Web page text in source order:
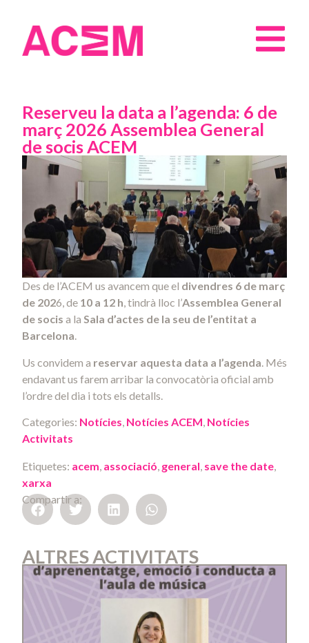
Reserveu la data a l’agenda: 6 de
març 2026 Assemblea General
de socis ACEM
Des de l’ACEM us avancem que el divendres 6 de març
de 2026, de 10 a 12 h, tindrà lloc l’Assemblea General
de socis a la Sala d’actes de la seu de l’entitat a
Barcelona.
Us convidem a reservar aquesta data a l’agenda. Més
endavant us farem arribar la convocatòria oficial amb
l’ordre del dia i tots els detalls.
Categories: Notícies, Notícies ACEM, Notícies
Activitats
Etiquetes: acem, associació, general, save the date,
xarxa
Compartir a:
ALTRES ACTIVITATS